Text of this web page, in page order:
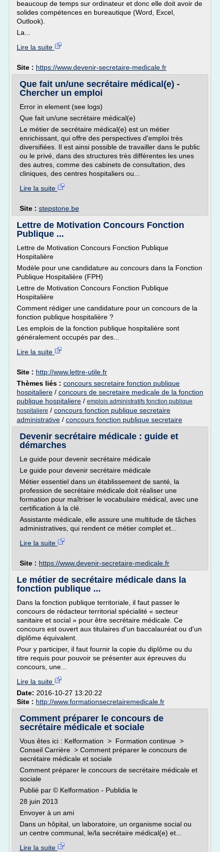
beaucoup de temps sur ordinateur et donc elle doit avoir de
solides compétences en bureautique (Word, Excel,
Outlook).
La...
Lire la suite
Site : https://www.devenir-secretaire-medicale.fr
Que fait un/une secrétaire médical(e) -
Chercher un emploi
Error in element (see logs)
Que fait un/une secrétaire médical(e)
Le métier de secrétaire médical(e) est un métier
enrichissant, qui offre des perspectives d'emploi très
diversifiées. Il est ainsi possible de travailler dans le public
ou le privé, dans des structures très différentes les unes
des autres, comme des cabinets de consultation, des
cliniques, des centres hospitaliers ou...
Lire la suite
Site : stepstone.be
Lettre de Motivation Concours Fonction
Publique ...
Lettre de Motivation Concours Fonction Publique
Hospitalière
Modèle pour une candidature au concours dans la Fonction
Publique Hospitalière (FPH)
Lettre de Motivation Concours Fonction Publique
Hospitalière
Comment rédiger une candidature pour un concours de la
fonction publique hospitalière ?
Les emplois de la fonction publique hospitalière sont
généralement occupés par des...
Lire la suite
Site : http://www.lettre-utile.fr
Thèmes liés : concours secretaire fonction publique
hospitaliere / concours de secretaire medicale de la fonction
publique hospitaliere / emplois administratifs fonction publique
hospitaliere / concours fonction publique secretaire
administrative / concours fonction publique secretaire
Devenir secrétaire médicale : guide et
démarches
Le guide pour devenir secrétaire médicale
Le guide pour devenir secrétaire médicale
Métier essentiel dans un établissement de santé, la
profession de secrétaire médicale doit réaliser une
formation pour maîtriser le vocabulaire médical, avec une
certification à la clé.
Assistante médicale, elle assure une multitude de tâches
administratives, qui rendent ce métier complet et...
Lire la suite
Site : https://www.devenir-secretaire-medicale.fr
Le métier de secrétaire médicale dans la
fonction publique ...
Dans la fonction publique territoriale, il faut passer le
concours de rédacteur territorial spécialité « secteur
sanitaire et social » pour être secrétaire médicale. Ce
concours est ouvert aux titulaires d'un baccalauréat ou d'un
diplôme équivalent.
Pour y participer, il faut fournir la copie du diplôme ou du
titre requis pour pouvoir se présenter aux épreuves du
concours, une...
Lire la suite
Date: 2016-10-27 13:20:22
Site : http://www.formationsecretairemedicale.fr
Comment préparer le concours de
secrétaire médicale et sociale
Vous êtes ici : Kelformation > Formation continue >
Conseil Carrière > Comment préparer le concours de
secrétaire médicale et sociale
Comment préparer le concours de secrétaire médicale et
sociale
Publié par © Kelformation - Publidia le
28 juin 2013
Envoyer à un ami
Dans un hôpital, un laboratoire, un organisme social ou
un centre communal, le/la secrétaire médical(e) et...
Lire la suite